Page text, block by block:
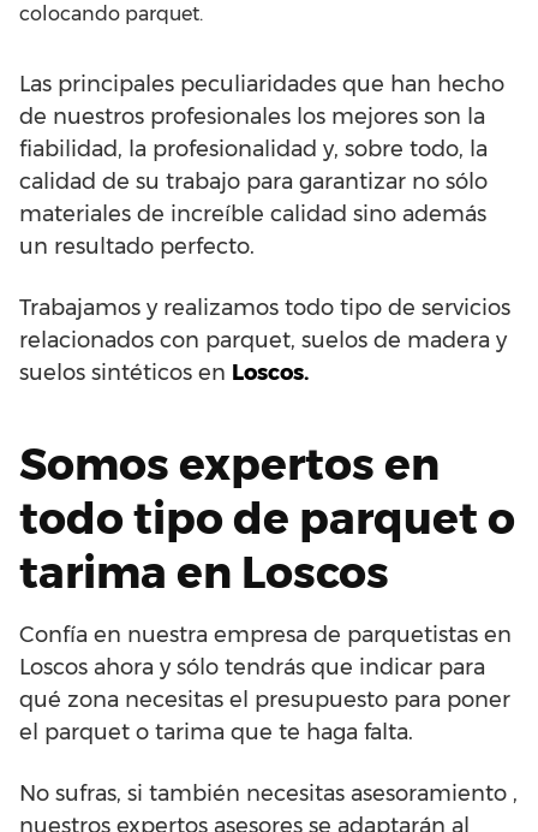
colocando parquet.
Las principales peculiaridades que han hecho
de nuestros profesionales los mejores son la
fiabilidad, la profesionalidad y, sobre todo, la
calidad de su trabajo para garantizar no sólo
materiales de increíble calidad sino además
un resultado perfecto.
Trabajamos y realizamos todo tipo de servicios
relacionados con parquet, suelos de madera y
suelos sintéticos en Loscos.
Somos expertos en
todo tipo de parquet o
tarima en Loscos
Confía en nuestra empresa de parquetistas en
Loscos ahora y sólo tendrás que indicar para
qué zona necesitas el presupuesto para poner
el parquet o tarima que te haga falta.
No sufras, si también necesitas asesoramiento ,
nuestros expertos asesores se adaptarán al